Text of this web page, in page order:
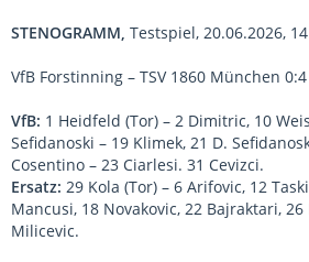
STENOGRAMM, Testspiel, 20.06.2026,
VfB Forstinning – TSV 1860 München 0:4
VfB: 1 Heidfeld (Tor) – 2 Dimitric, 10
Sefidanoski – 19 Klimek, 21 D.
Cosentino – 23 Ciarlesi. 31 Cevizci.
Ersatz: 29 Kola (Tor) – 6 Arifovic, 12
Mancusi, 18 Novakovic, 22 Bajraktari,
Milicevic.